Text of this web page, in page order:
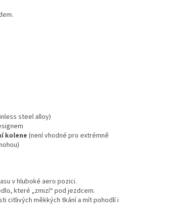
steel alloy)
kolene(není vhodné pro extrémně
v hluboké aero pozici.
které „zmizí“ pod jezdcem.
citlivých měkkých tkání a mít pohodlí i